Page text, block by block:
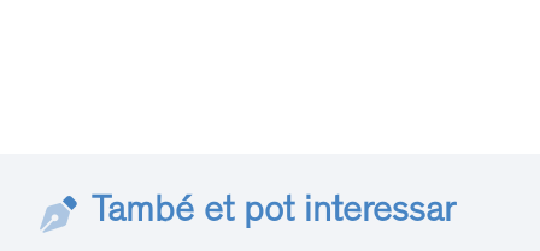
També et pot interessar